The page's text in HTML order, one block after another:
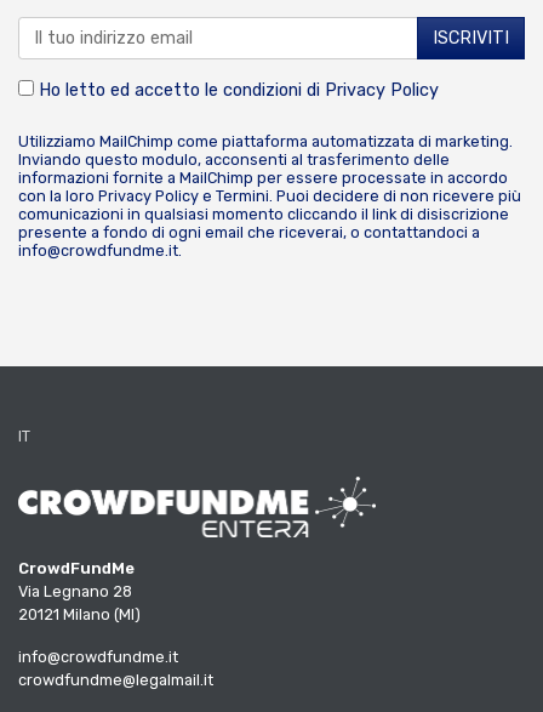
Ho letto ed accetto le condizioni di Privacy Policy
Utilizziamo MailChimp come piattaforma automatizzata di marketing.
Inviando questo modulo, acconsenti al trasferimento delle
informazioni fornite a MailChimp per essere processate in accordo
con la loro Privacy Policy e Termini. Puoi decidere di non ricevere più
comunicazioni in qualsiasi momento cliccando il link di disiscrizione
presente a fondo di ogni email che riceverai, o contattandoci a
info@crowdfundme.it.
IT
CrowdFundMe
Via Legnano 28
20121 Milano (MI)
info@crowdfundme.it
crowdfundme@legalmail.it